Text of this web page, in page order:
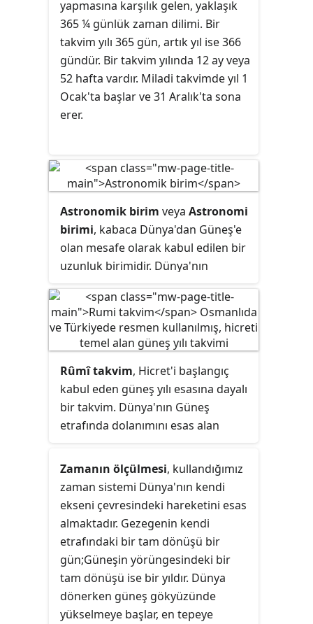
yapmasına karşılık gelen, yaklaşık
365 ¼ günlük zaman dilimi. Bir
takvim yılı 365 gün, artık yıl ise 366
gündür. Bir takvim yılında 12 ay veya
52 hafta vardır. Miladi takvimde yıl 1
Ocak'ta başlar ve 31 Aralık'ta sona
erer.
Astronomik birim veya Astronomi
birimi, kabaca Dünya'dan Güneş'e
olan mesafe olarak kabul edilen bir
uzunluk birimidir. Dünya'nın
beraber yaklaşık olarak 150 milyar
metre veya 8,3 ışık dakikasına
eşittir. Astronomik birim, genellikle
Güneş Sistemi veya diğer yıldız
sistemleri içindeki uzaklıkların
ölçümünde kullanılır.
Rûmî takvim, Hicret'i başlangıç
kabul eden güneş yılı esasına dayalı
bir takvim. Dünya'nın Güneş
etrafında dolanımını esas alan
1840'ta uygulanmaya başladı.
Kamerî takvim sisteminde bir yıl,
354 gün; şemsî takvim sisteminde
ise Dünya'nın Güneş etrafında
dolanımı esas alındığından bir yıl,
365 gün olarak hesaplanır.
Zamanın ölçülmesi, kullandığımız
zaman sistemi Dünya'nın kendi
ekseni çevresindeki hareketini esas
almaktadır. Gezegenin kendi
etrafındaki bir tam dönüşü bir
gün;Güneşin yörüngesindeki bir
tam dönüşü ise bir yıldır. Dünya
dönerken güneş gökyüzünde
yükselmeye başlar, en tepeye